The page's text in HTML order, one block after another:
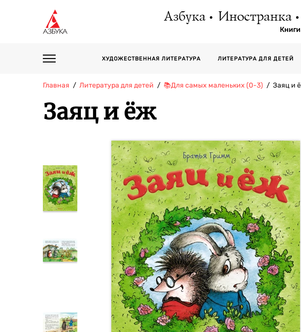
Азбука Иностранка
Книги
ХУДОЖЕСТВЕННАЯ ЛИТЕРАТУРА ЛИТЕРАТУРА ДЛЯ ДЕТЕЙ
Главная Литература для детей 📚Для самых маленьких (0-3) Заяц и
Заяц и ёж